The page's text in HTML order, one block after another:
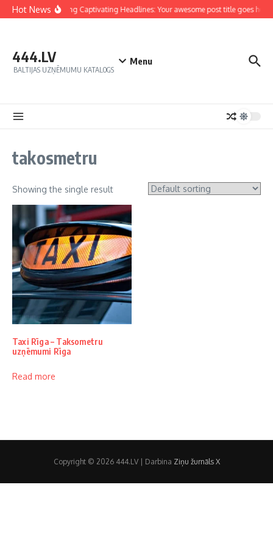
Hot NewsCrafting Captivating Headlines: Your awesome post title goes here
444.LV
BALTIJAS UZŅĒMUMU KATALOGS
Menu
takosmetru
Showing the single result
Taxi Rīga – Taksometru
uzņēmumi Rīga
Read more
Copyright © 2026 444.LV | Darbina Ziņu žurnāls X